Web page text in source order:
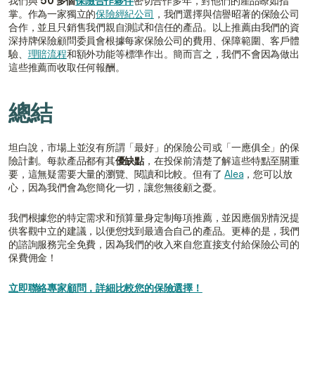
掌。作為一家獨立的保險經紀公司 ，我們選擇與信譽昭著的保險公司
合作，並且只銷售我們親自測試和信任的產品。以上推薦由我們的資
深持牌保險顧問委員會根據每家保險公司的費用、保障範圍、客戶體
驗、 理賠流程和額外功能等標準作出。簡而言之，我們不會因為做出
這些推薦而收取任何報酬。
總結
坦白說，市場上並沒有所謂「最好」的保險公司或「一應俱全」的保
險計劃。每款產品都有其優缺點 ，在投保前清楚了解這些特點至關重
要，這無疑需要大量的瀏覽、閱讀和比較。但有了 Alea ，您可以放
心，因為我們會為您簡化一切，讓您無後顧之憂。
我們根據您的特定需求和預算量身定制每項推薦，並因應個別情況提
供客觀中立的建議，以便您找到最適合自己的產品。更棒的是，我們
的諮詢服務完全免費，因為我們的收入來自您直接支付給保險公司的
保費佣金！
立即聯絡專家顧問，詳細比較您的保險選擇！